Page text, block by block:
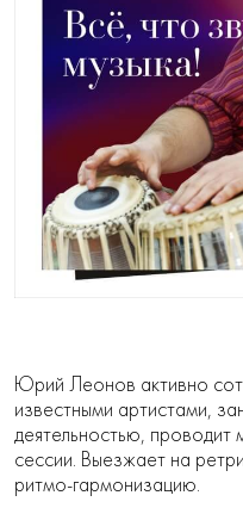
Юрий Леонов активно
известными артистами,
деятельностью,
сессии. Выезжает на
ритмо-гармонизацию.